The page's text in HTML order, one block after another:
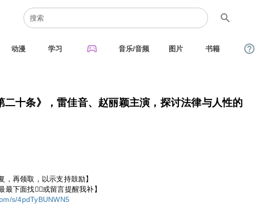
search
动漫 学习 sports_esports 音乐/音频 图片 书籍 help_outline
二十条》，雷佳音、赵丽颖主演，探讨法律与人性的
，再领取，以示支持鼓励】
最下面找👇🏻或留言提醒我补】
s/4pdTyBUNWN5